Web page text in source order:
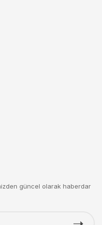
güncel olarak haberdar